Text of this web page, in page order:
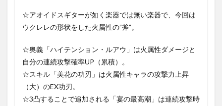
☆アオイドスギターが如く楽器では無い楽器で、今回は
ウクレレの形状をした火属性の”斧”。
☆奥義「ハイテンション・ルアウ」は火属性ダメージと
自分の連続攻撃確率UP（累積）。
☆スキル「美花の功刃」は火属性キャラの攻撃力上昇
（大）のEX功刃。
☆3凸することで追加される「宴の最高潮」は連続攻撃時